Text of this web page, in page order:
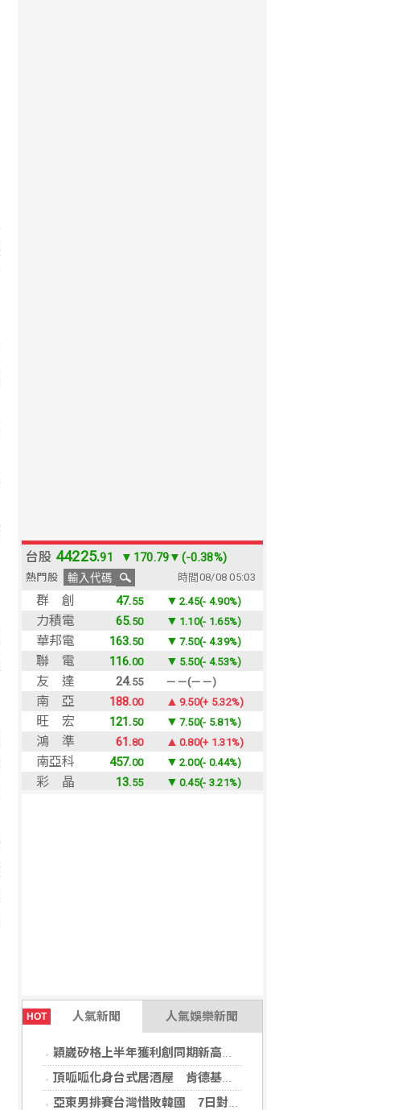
HOT 人氣新聞 人氣娛樂新聞
穎崴矽格上半年獲利創同期新高 AI先進製程需求帶動
頂呱呱化身台式居酒屋 肯德基聯名EVA攻漫迷
亞東男排賽台灣惜敗韓國 7日對戰日本拚4強